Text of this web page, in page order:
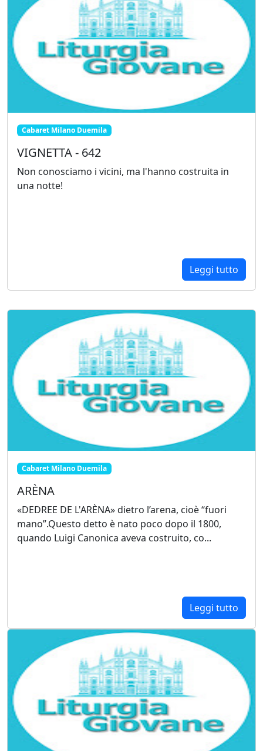
Cabaret Milano Duemila
VIGNETTA - 642
Non conosciamo i vicini, ma l'hanno costruita in
una notte!
Leggi tutto
Cabaret Milano Duemila
ARÈNA
«DEDREE DE L'ARÈNA» dietro l’arena, cioè “fuori
mano”.Questo detto è nato poco dopo il 1800,
quando Luigi Canonica aveva costruito, co...
Leggi tutto